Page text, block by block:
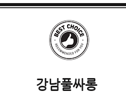
강남풀싸롱